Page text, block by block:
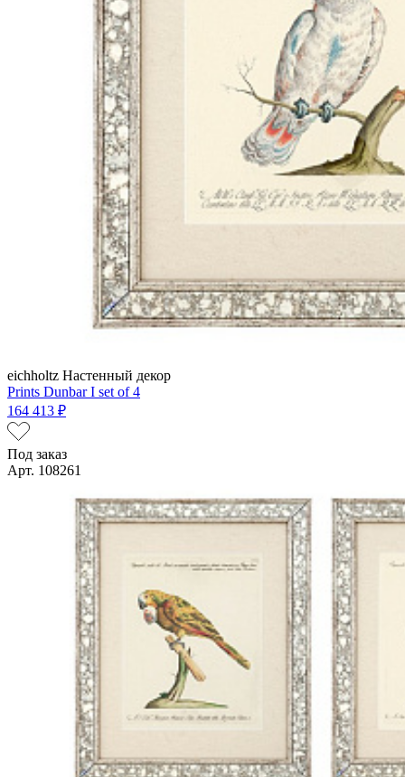
eichholtz Настенный декор
Prints Dunbar I set of 4
164 413 ₽
Под заказ
Арт. 108261